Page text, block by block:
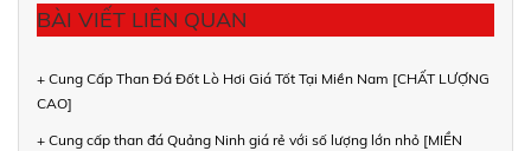
BÀI VIẾT LIÊN QUAN
+ Cung Cấp Than Đá Đốt Lò Hơi Giá Tốt Tại Miền Nam [CHẤT LƯỢNG
CAO]
+ Cung cấp than đá Quảng Ninh giá rẻ với số lượng lớn nhỏ [MIỀN